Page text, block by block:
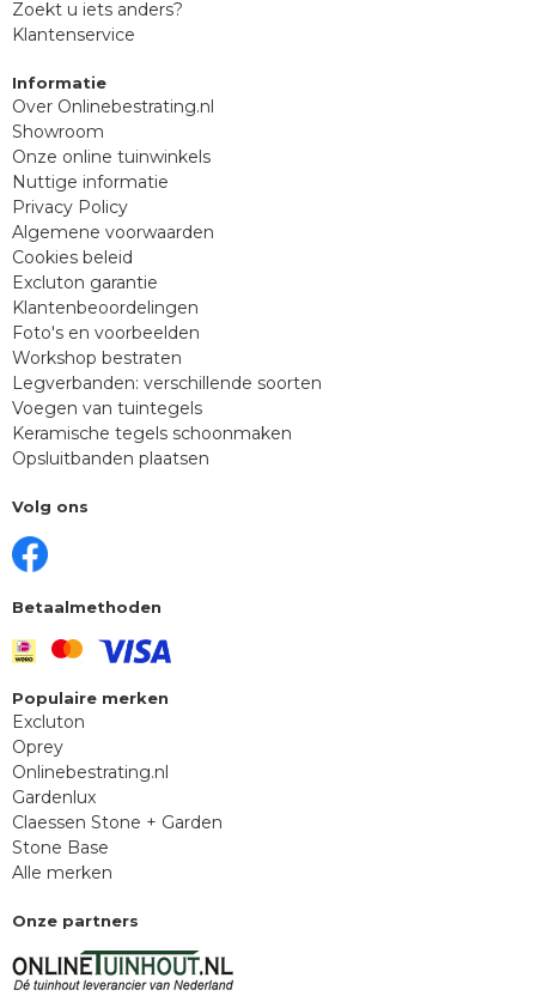
Zoekt u iets anders?
Klantenservice
Informatie
Over Onlinebestrating.nl
Showroom
Onze online tuinwinkels
Nuttige informatie
Privacy Policy
Algemene voorwaarden
Cookies beleid
Excluton garantie
Klantenbeoordelingen
Foto's en voorbeelden
Workshop bestraten
Legverbanden: verschillende soorten
Voegen van tuintegels
Keramische tegels schoonmaken
Opsluitbanden plaatsen
Volg ons
Betaalmethoden
Populaire merken
Excluton
Oprey
Onlinebestrating.nl
Gardenlux
Claessen Stone + Garden
Stone Base
Alle merken
Onze partners